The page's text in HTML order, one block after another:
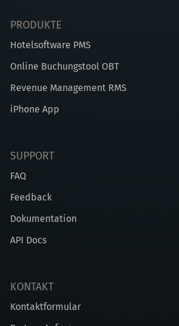
PRODUKTE
Hotelsoftware PMS
Online Buchungstool OBT
Revenue Management RMS
iPhone App
SUPPORT
FAQ
Feedback
Dokumentation
API Docs
KONTAKT
Kontaktformular